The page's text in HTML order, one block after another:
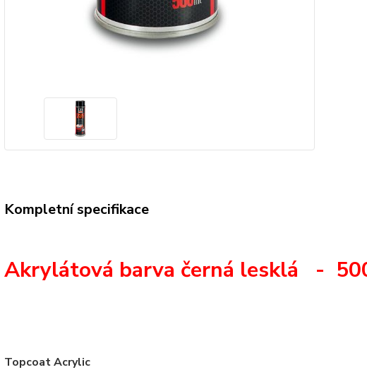
Kompletní specifikace
Akrylátová barva černá lesklá -
Topcoat Acrylic